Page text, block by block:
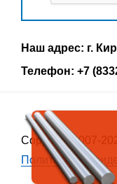
Наш адрес: г.
Телефон: +7
Copyrigth 2007-
Политика